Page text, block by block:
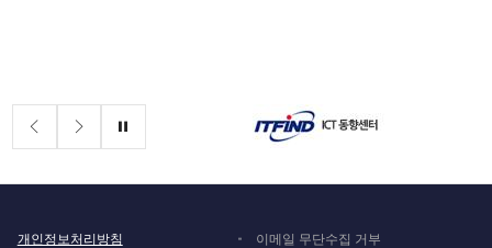
배너존
개인정보처리방침
이메일 무단수집 거부